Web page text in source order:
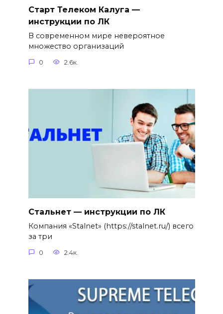
Старт Телеком Калуга —
инструкции по ЛК
В современном мире невероятное
множество организаций
0 2.6к.
Стальнет — инструкции по ЛК
Компания «Stalnet» (https://stalnet.ru/) всего
за три
0 2.4к.